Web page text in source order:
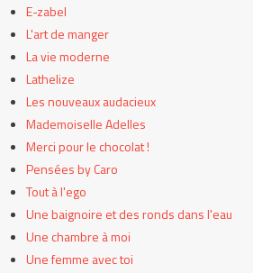
E-zabel
L'art de manger
La vie moderne
Lathelize
Les nouveaux audacieux
Mademoiselle Adelles
Merci pour le chocolat !
Pensées by Caro
Tout à l'ego
Une baignoire et des ronds dans l'eau
Une chambre à moi
Une femme avec toi